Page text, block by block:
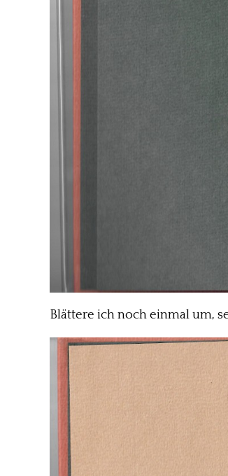
Blättere ich noch einmal um,